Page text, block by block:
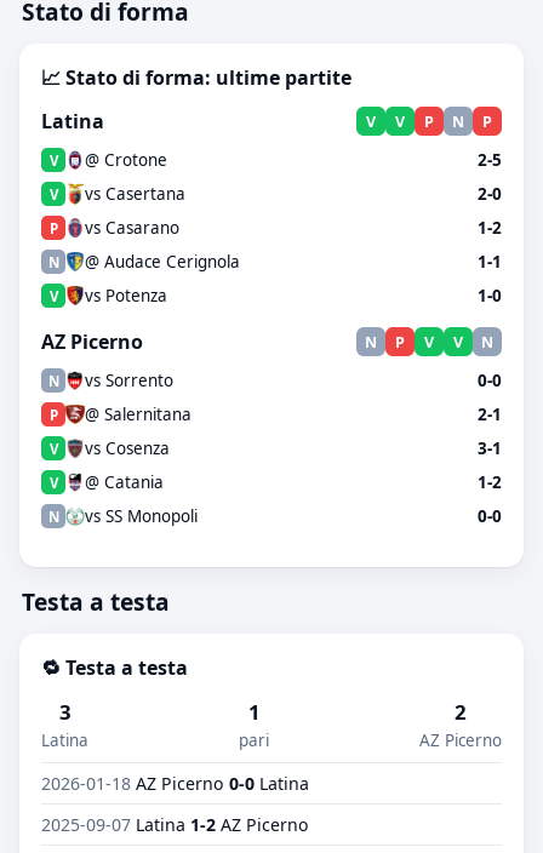
Stato di forma
📈 Stato di forma: ultime partite
Latina
V V P N P
V @ Crotone 2-5
V vs Casertana 2-0
P vs Casarano 1-2
N @ Audace Cerignola 1-1
V vs Potenza 1-0
AZ Picerno N P V V N
N vs Sorrento 0-0
P @ Salernitana 2-1
V vs Cosenza 3-1
V @ Catania 1-2
N vs SS Monopoli 0-0
Testa a testa
🔁 Testa a testa
3
Latina
1
pari
2
AZ Picerno
2026-01-18 AZ Picerno 0-0 Latina
2025-09-07 Latina 1-2 AZ Picerno